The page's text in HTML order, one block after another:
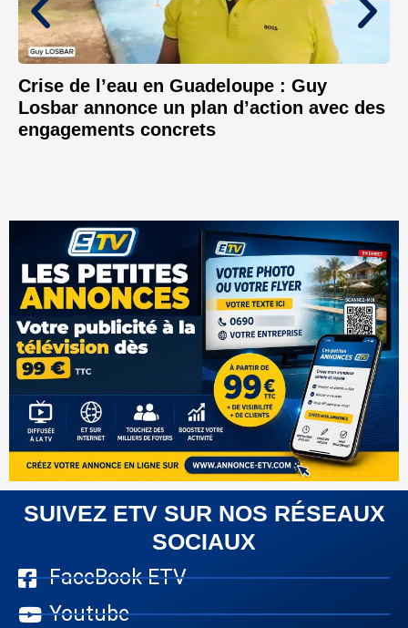
Crise de l’eau en Guadeloupe : Guy
Losbar annonce un plan d’action avec des
engagements concrets
SUIVEZ ETV SUR NOS RÉSEAUX
SOCIAUX
FaceBook ETV
Youtube